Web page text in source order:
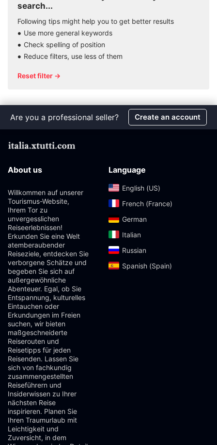
search...
Following tips might help you to get better results
Use more general keywords
Check spelling of position
Reduce filters, use less of them
Reset filter →
Are you a professional seller? Create an account
About us
Willkommen auf unserer
Tourismus-Website,
Ihrem Tor zu
unvergesslichen
Reiseerlebnissen!
Erkunden Sie eine Welt
atemberaubender
Reiseziele, entdecken Sie
verborgene Schätze und
begeben Sie sich auf
außergewöhnliche
Abenteuer. Egal, ob Sie
Entspannung, kulturelles
Eintauchen oder
Erkundungen im Freien
suchen, wir bieten
maßgeschneiderte
Reiserouten und
Reisetipps für jeden
Reisenden. Lassen Sie
sich von fachkundig
zusammengestellten
Reiseführern und
Insiderwissen zu Ihrer
nächsten Reise
inspirieren. Planen Sie
Ihren Traumurlaub mit
Leichtigkeit und
Zuversicht, in dem
Language
English (US)‎
French (France)‎
German‎
Italian‎
Russian‎
Spanish (Spain)‎